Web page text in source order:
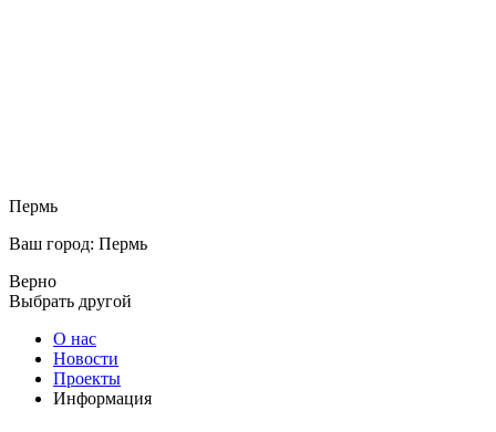
Пермь
Ваш город: Пермь
Верно
Выбрать другой
О нас
Новости
Проекты
Информация